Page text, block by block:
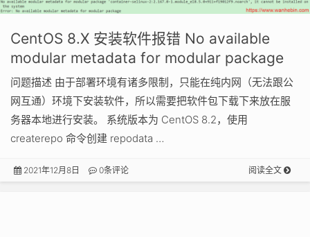
CentOS 8.X 安装软件报错 No available
modular metadata for modular package
问题描述 由于部署环境有诸多限制，只能在纯内网（无法跟公
网互通）环境下安装软件，所以需要把软件包下载下来放在服
务器本地进行安装。 系统版本为 CentOS 8.2，使用
createrepo 命令创建 repodata …
2021年12月8日 0条评论 阅读全文